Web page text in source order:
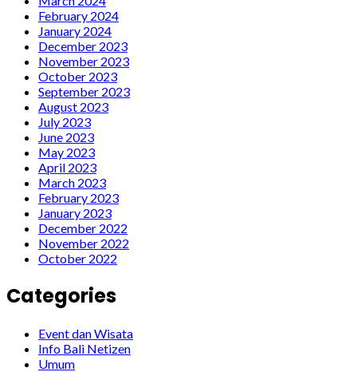
February 2024
January 2024
December 2023
November 2023
October 2023
September 2023
August 2023
July 2023
June 2023
May 2023
April 2023
March 2023
February 2023
January 2023
December 2022
November 2022
October 2022
Categories
Event dan Wisata
Info Bali Netizen
Umum